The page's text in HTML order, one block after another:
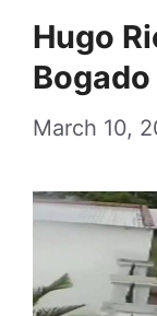
Hugo
Bogado
March 10,